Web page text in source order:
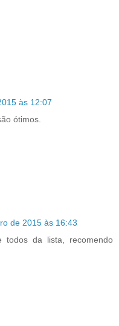
às 12:07
ótimos.
de 2015 às 16:43
todos da lista, recomendo